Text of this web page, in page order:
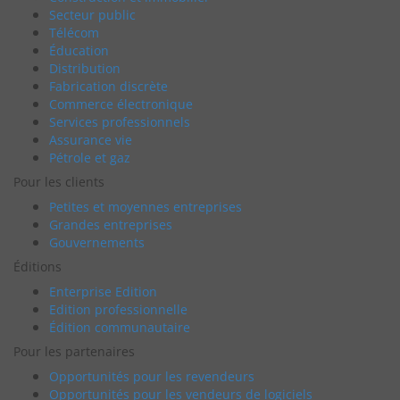
Secteur public
Télécom
Éducation
Distribution
Fabrication discrète
Commerce électronique
Services professionnels
Assurance vie
Pétrole et gaz
Pour les clients
Petites et moyennes entreprises
Grandes entreprises
Gouvernements
Éditions
Enterprise Edition
Edition professionnelle
Édition communautaire
Pour les partenaires
Opportunités pour les revendeurs
Opportunités pour les vendeurs de logiciels